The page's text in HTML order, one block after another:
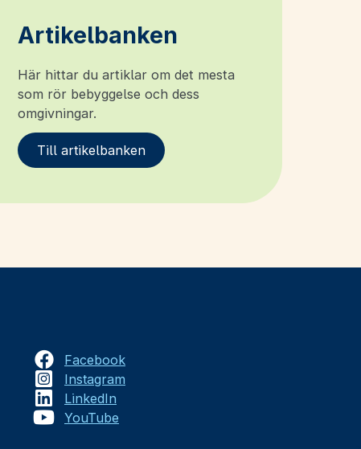
Artikelbanken
Här hittar du artiklar om det mesta
som rör bebyggelse och dess
omgivningar.
Till artikelbanken
Facebook
Instagram
LinkedIn
YouTube